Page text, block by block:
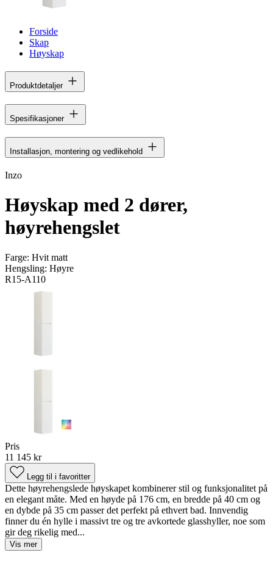
Forside
Skap
Høyskap
Produktdetaljer
Spesifikasjoner
Installasjon, montering og vedlikehold
Inzo
Høyskap med 2 dører,
høyrehengslet
Farge: Hvit matt
Hengsling: Høyre
R15-A110
Pris
11 145 kr
Legg til i favoritter
Dette høyrehengslede høyskapet kombinerer stil og funksjonalitet på
en elegant måte. Med en høyde på 176 cm, en bredde på 40 cm og
en dybde på 35 cm passer det perfekt på ethvert bad. Innvendig
finner du én hylle i massivt tre og tre avkortede glasshyller, noe som
gir deg rikelig med...
Vis mer